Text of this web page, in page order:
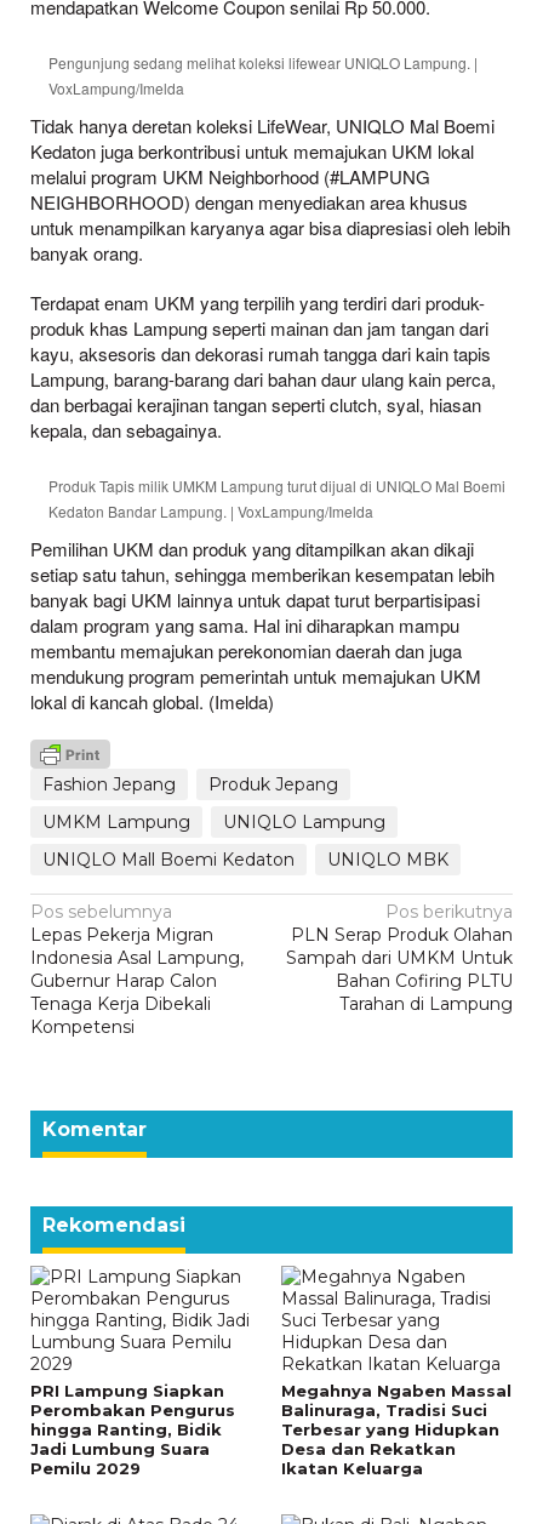
mendapatkan Welcome Coupon senilai Rp 50.000.
Pengunjung sedang melihat koleksi lifewear UNIQLO Lampung. |
VoxLampung/Imelda
Tidak hanya deretan koleksi LifeWear, UNIQLO Mal Boemi
Kedaton juga berkontribusi untuk memajukan UKM lokal
melalui program UKM Neighborhood (#LAMPUNG
NEIGHBORHOOD) dengan menyediakan area khusus
untuk menampilkan karyanya agar bisa diapresiasi oleh lebih
banyak orang.
Terdapat enam UKM yang terpilih yang terdiri dari produk-
produk khas Lampung seperti mainan dan jam tangan dari
kayu, aksesoris dan dekorasi rumah tangga dari kain tapis
Lampung, barang-barang dari bahan daur ulang kain perca,
dan berbagai kerajinan tangan seperti clutch, syal, hiasan
kepala, dan sebagainya.
Produk Tapis milik UMKM Lampung turut dijual di UNIQLO Mal Boemi
Kedaton Bandar Lampung. | VoxLampung/Imelda
Pemilihan UKM dan produk yang ditampilkan akan dikaji
setiap satu tahun, sehingga memberikan kesempatan lebih
banyak bagi UKM lainnya untuk dapat turut berpartisipasi
dalam program yang sama. Hal ini diharapkan mampu
membantu memajukan perekonomian daerah dan juga
mendukung program pemerintah untuk memajukan UKM
lokal di kancah global. (Imelda)
Fashion Jepang
Produk Jepang
UMKM Lampung
UNIQLO Lampung
UNIQLO Mall Boemi Kedaton
UNIQLO MBK
Navigasi
pos
Pos sebelumnya
Lepas Pekerja Migran
Indonesia Asal Lampung,
Gubernur Harap Calon
Tenaga Kerja Dibekali
Kompetensi
Pos berikutnya
PLN Serap Produk Olahan
Sampah dari UMKM Untuk
Bahan Cofiring PLTU
Tarahan di Lampung
Komentar
Rekomendasi
PRI Lampung Siapkan
Perombakan Pengurus
hingga Ranting, Bidik
Jadi Lumbung Suara
Pemilu 2029
Megahnya Ngaben Massal
Balinuraga, Tradisi Suci
Terbesar yang Hidupkan
Desa dan Rekatkan
Ikatan Keluarga